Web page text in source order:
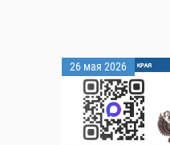
26 мая 2026